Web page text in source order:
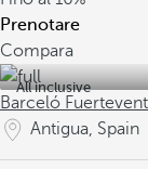
Prenotare
Compara
All inclusive
Barceló
Antigua, Spain